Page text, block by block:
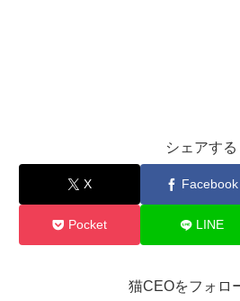
シェアする
X Facebook
Pocket LINE
猫CEOをフォロ